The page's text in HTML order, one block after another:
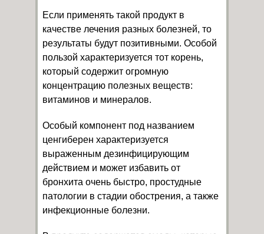
Если применять такой продукт в
качестве лечения разных болезней, то
результаты будут позитивными. Особой
пользой характеризуется тот корень,
который содержит огромную
концентрацию полезных веществ:
витаминов и минералов.
Особый компонент под названием
ценгиберен характеризуется
выраженным дезинфицирующим
действием и может избавить от
бронхита очень быстро, простудные
патологии в стадии обострения, а также
инфекционные болезни.